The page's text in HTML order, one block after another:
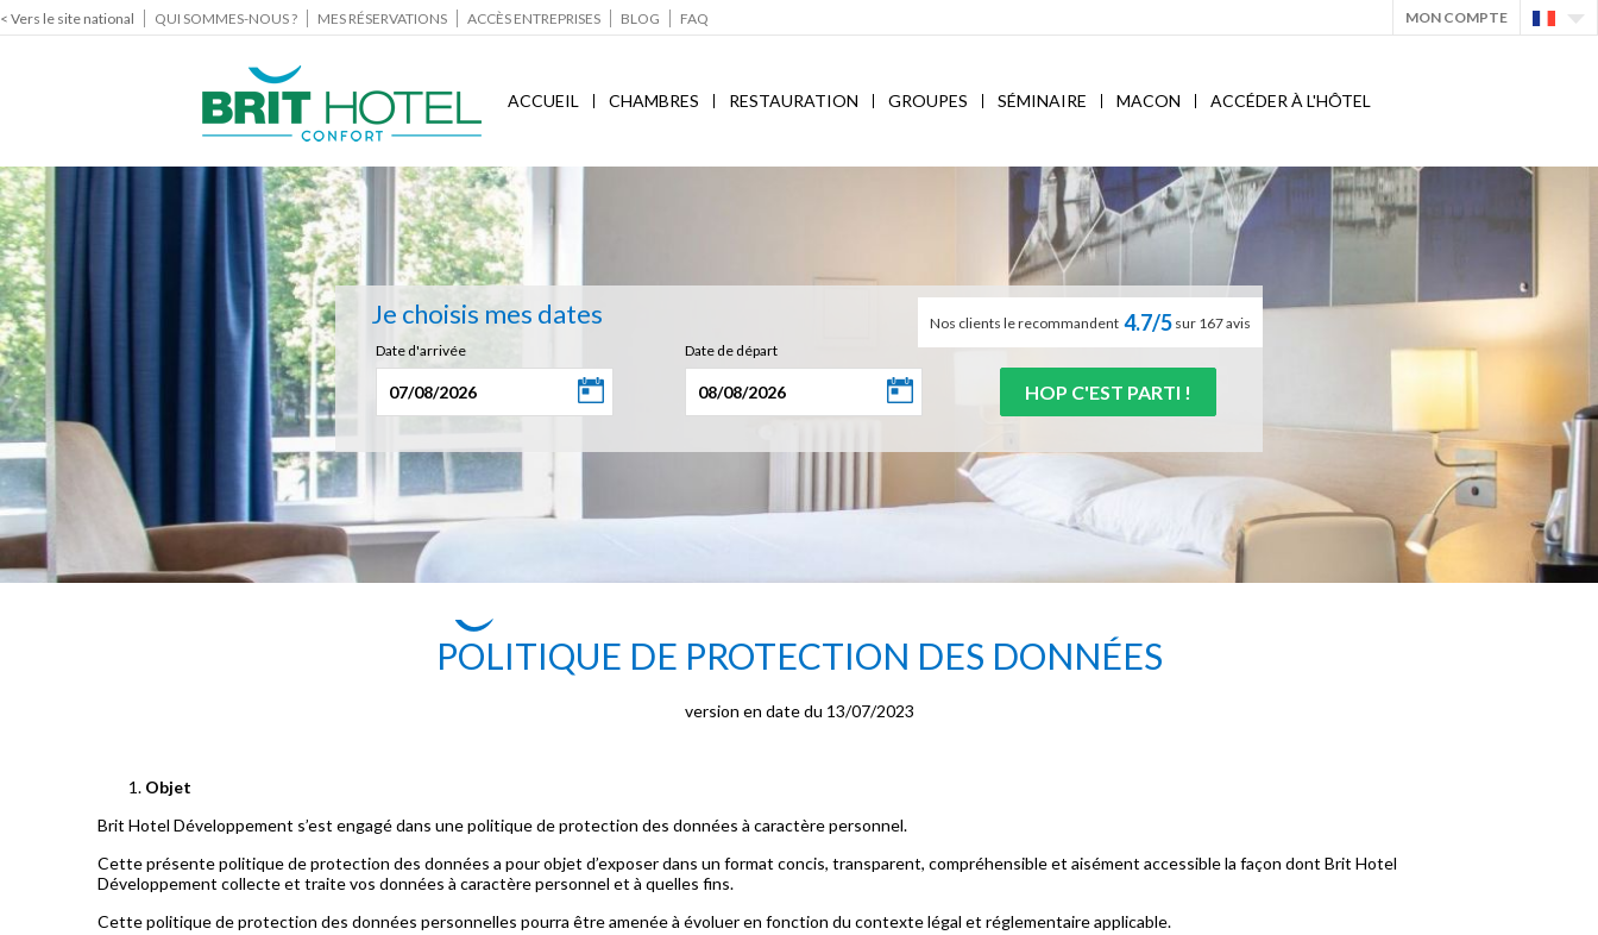
< Vers le site national QUI SOMMES-NOUS ? MES RÉSERVATIONS ACCÈS ENTREPRISES BLOG FAQ MON COMPTE
ACCUEIL CHAMBRES RESTAURATION GROUPES SÉMINAIRE MACON ACCÉDER À L'HÔTEL
Je choisis mes dates Nos clients le recommandent 4.7/5 sur 167 avis
Date d'arrivée
Date de départ
POLITIQUE DE PROTECTION DES DONNÉES
version en date du 13/07/2023
Objet
Brit Hotel Développement s’est engagé dans une politique de protection des données à caractère personnel.
Cette présente politique de protection des données a pour objet d’exposer dans un format concis, transparent, compréhensible et aisément accessible la façon dont Brit Hotel
Développement collecte et traite vos données à caractère personnel et à quelles fins.
Cette politique de protection des données personnelles pourra être amenée à évoluer en fonction du contexte légal et réglementaire applicable.